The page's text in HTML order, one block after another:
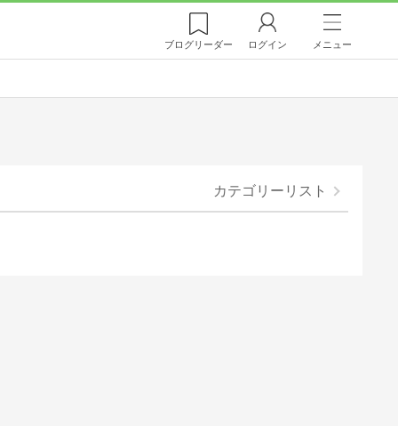
ブログリーダー ログイン メニュー
カテゴリーリスト